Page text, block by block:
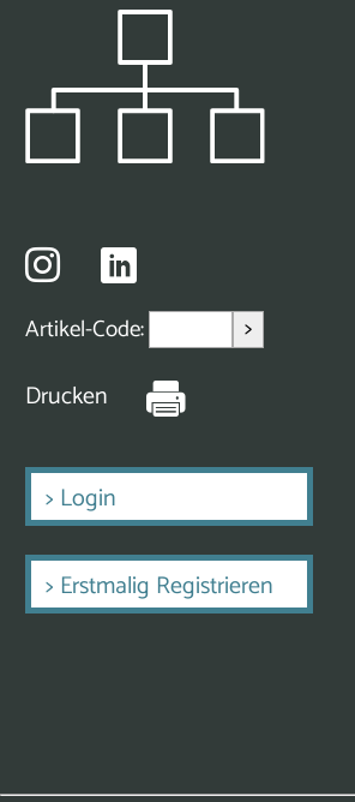
Artikel-Code: >
Drucken
> Login
> Erstmalig Registrieren